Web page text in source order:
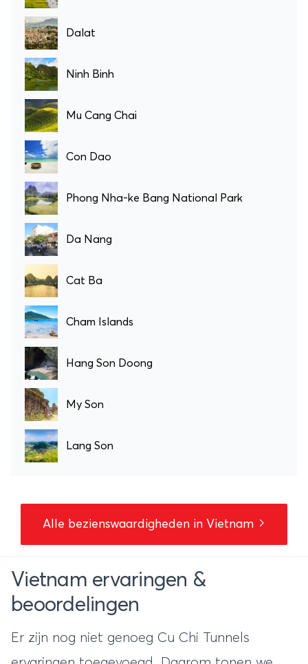
Dalat
Ninh Binh
Mu Cang Chai
Con Dao
Phong Nha-ke Bang National Park
Da Nang
Cat Ba
Cham Islands
Hang Son Doong
My Son
Lang Son
Alle bezienswaardigheden in Vietnam
Vietnam ervaringen &
beoordelingen
Er zijn nog niet genoeg Cu Chi Tunnels